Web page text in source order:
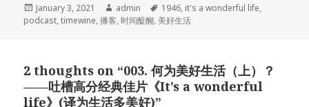
Posted
on
January 3, 2021 Author
admin Tags
1946, it's a wonderful life,
podcast,timewine,播客,时间醍醐,美好生活
2 thoughts on “003. 何为美好生活（上）？
——吐槽高分经典佳片《It’s a wonderful
life》(译为生活多美好)”